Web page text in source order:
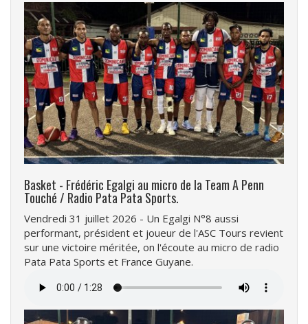
Basket - Frédéric Egalgi au micro de la Team A Penn
Touché / Radio Pata Pata Sports.
Vendredi 31 juillet 2026 - Un Egalgi N°8 aussi
performant, président et joueur de l'ASC Tours revient
sur une victoire méritée, on l'écoute au micro de radio
Pata Pata Sports et France Guyane.
audio